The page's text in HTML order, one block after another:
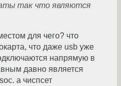
так что являются
для чего? что
что даже usb уже
напрямую в
давно является
а чиспсет